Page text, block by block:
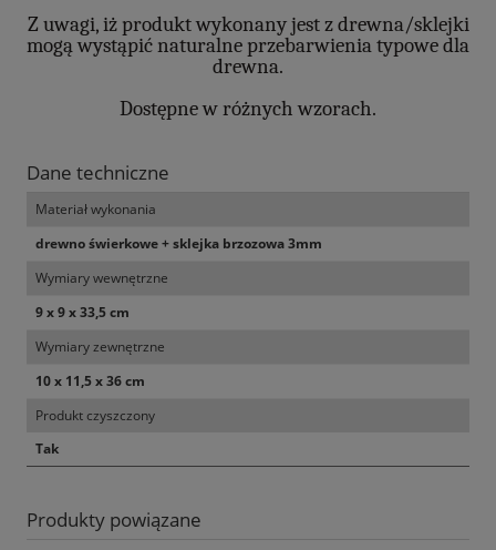
Z uwagi, iż produkt wykonany jest z drewna/sklejki
mogą wystąpić naturalne przebarwienia typowe dla
drewna.
Dostępne w różnych wzorach.
Dane techniczne
Materiał wykonania
drewno świerkowe + sklejka brzozowa 3mm
Wymiary wewnętrzne
9 x 9 x 33,5 cm
Wymiary zewnętrzne
10 x 11,5 x 36 cm
Produkt czyszczony
Tak
Produkty powiązane